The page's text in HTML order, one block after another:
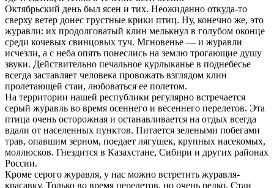
Октябрьский день был ясен и тих. Неожиданно откуда-то
сверху ветер донес грустные крики птиц. Ну, конечно же, это
журавли: их продолговатый клин мелькнул в голубом оконце
среди кочевых свинцовых туч. Мгновенье — и журавли
исчезли, а с неба опять понеслись на землю трогающие душу
звуки. Действительно печальное курлыканье в поднебесье
всегда заставляет человека провожать взглядом клин
пролетающей стаи, любоваться ее полетом.
На территории нашей республики регулярно встречается
серый журавль во время осеннего и весеннего перелетов. Эта
птица очень осторожная и останавливается на отдых всегда
вдали от населенных пунктов. Питается зелеными побегами
трав, опавшим зерном, поедает лягушек, крупных насекомых,
моллюсков. Гнездится в Казахстане, Сибири и других районах
России.
Кроме серого журавля, у нас можно встретить журавля-
красавку. Только во время перелетов, но очень редко. Стаи